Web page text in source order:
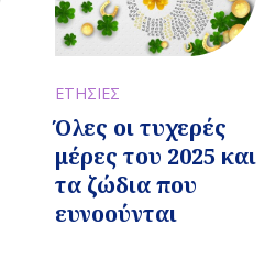
ΕΤΗΣΙΕΣ
Όλες οι τυχερές
μέρες του 2025 και
τα ζώδια που
ευνοούνται